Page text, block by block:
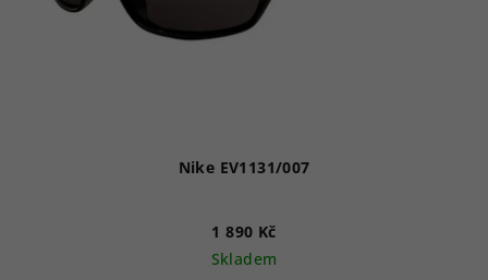
Nike EV1131/007
1 890 Kč
Skladem